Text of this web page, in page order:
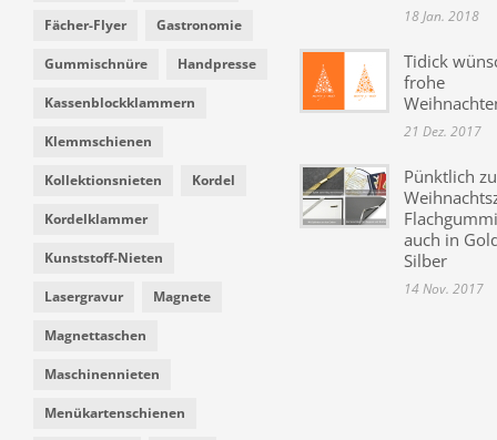
Fächer-Flyer Gastronomie
Gummischnüre Handpresse
Kassenblockklammern
Klemmschienen
Kollektionsnieten Kordel
Kordelklammer
Kunststoff-Nieten
Lasergravur Magnete
Magnettaschen
Maschinennieten
Menükartenschienen
18 Jan. 2018
Tidick
frohe
21 Dez. 2017
Pünktlich
auch in
Silber
14 Nov. 2017